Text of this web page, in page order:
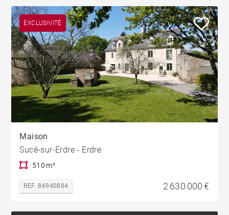
EXCLUSIVITÉ
Maison
Sucé-sur-Erdre - Erdre
510 m²
REF. 86940884 2 630 000 €